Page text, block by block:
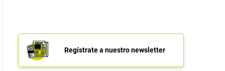
Regístrate a nuestro newsletter